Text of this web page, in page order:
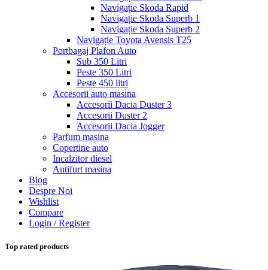
Navigație Skoda Rapid
Navigație Skoda Superb 1
Navigație Skoda Superb 2
Navigație Toyota Avensis T25
Portbagaj Plafon Auto
Sub 350 Litri
Peste 350 Litri
Peste 450 litri
Accesorii auto masina
Accesorii Dacia Duster 3
Accesorii Duster 2
Accesorii Dacia Jogger
Parfum masina
Copertine auto
Incalzitor diesel
Antifurt masina
Blog
Despre Noi
Wishlist
Compare
Login / Register
Top rated products